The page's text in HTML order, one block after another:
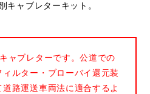
キャブレターキット。
ャブレターです。公道での
ルター・ブローバイ還元装
路運送車両法に適合するよ